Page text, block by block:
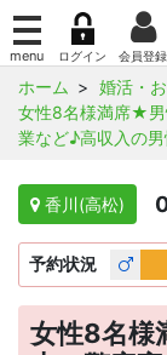
ホーム
婚活・
女性8名様満席★男
業など♪高収入の
香川(高松)
予約状況
女性8名